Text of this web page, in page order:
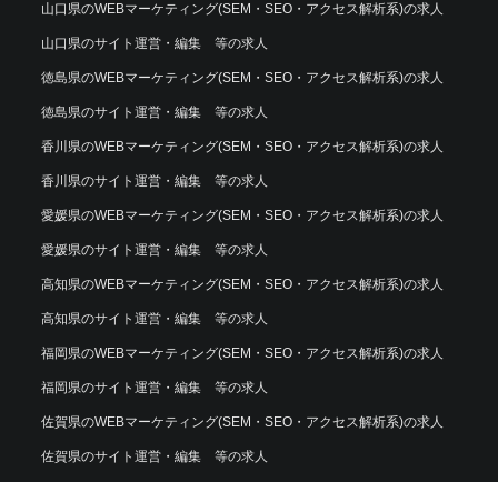
山口県のWEBマーケティング(SEM・SEO・アクセス解析系)の求人
山口県のサイト運営・編集 等の求人
徳島県のWEBマーケティング(SEM・SEO・アクセス解析系)の求人
徳島県のサイト運営・編集 等の求人
香川県のWEBマーケティング(SEM・SEO・アクセス解析系)の求人
香川県のサイト運営・編集 等の求人
愛媛県のWEBマーケティング(SEM・SEO・アクセス解析系)の求人
愛媛県のサイト運営・編集 等の求人
高知県のWEBマーケティング(SEM・SEO・アクセス解析系)の求人
高知県のサイト運営・編集 等の求人
福岡県のWEBマーケティング(SEM・SEO・アクセス解析系)の求人
福岡県のサイト運営・編集 等の求人
佐賀県のWEBマーケティング(SEM・SEO・アクセス解析系)の求人
佐賀県のサイト運営・編集 等の求人